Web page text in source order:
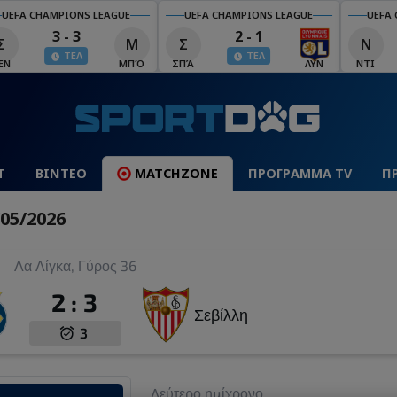
CHAMPIONS LEAGUE
2 - 1
ΤΕΛ
ΛΥΝ
UEFA CHAMPIONS LEAGUE
Ν
ΝΤΙ
5 - 0
ΤΕΛ
Κ
ΚΆΟ
UEFA
Ά
ΆΑΡ
ΒΙΝΤΕΟ MATCHZONE ΠΡΟΓΡΑΜΜΑ TV
2026
Λα Λίγκα, Γύρος 36
2 : 3
3
Σεβίλλη
Δεύτερο ημίχρονο